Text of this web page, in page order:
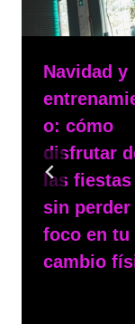
Navidad y
o: cómo
disfrutar
las fiestas
sin perder
foco en tu
cambio
15 de